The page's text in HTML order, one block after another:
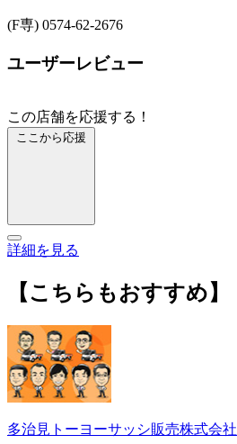
(F専) 0574-62-2676
ユーザーレビュー
この店舗を応援する！
ここから応援
詳細を見る
【こちらもおすすめ】
多治見トーヨーサッシ販売株式会社